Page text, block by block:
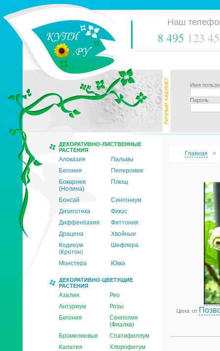
Наш
8 495 123
Имя
Пароль
ДЕКОРАТИВНО-ЛИСТВЕННЫЕ
РАСТЕНИЯ
Алоказия
Пальмы
Бегония
Пеперомия
Бокарнея
(Нолина)
Плющ
Бонсай
Сингониум
Дизиготека
Фикус
Диффенбахия
Фиттония
Драцена
Хвойные
Кодиеум
(Кротон)
Шефлера
Монстера Юкка
ДЕКОРАТИВНО-ЦВЕТУЩИЕ
РАСТЕНИЯ
Азалия
Рео
Антуриум
Розы
Бегония
Сенполия
(Фиалка)
Бромелиевые
Спатифиллум
Калатея
Хлорофитум
Главная
Цена: от